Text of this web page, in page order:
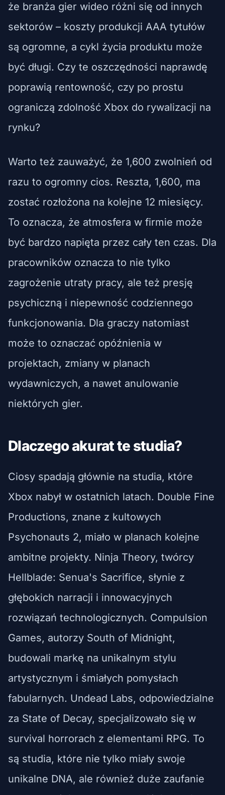
że branża gier wideo różni się od innych
sektorów – koszty produkcji AAA tytułów
są ogromne, a cykl życia produktu może
być długi. Czy te oszczędności naprawdę
poprawią rentowność, czy po prostu
ograniczą zdolność Xbox do rywalizacji na
rynku?
Warto też zauważyć, że 1,600 zwolnień od
razu to ogromny cios. Reszta, 1,600, ma
zostać rozłożona na kolejne 12 miesięcy.
To oznacza, że atmosfera w firmie może
być bardzo napięta przez cały ten czas. Dla
pracowników oznacza to nie tylko
zagrożenie utraty pracy, ale też presję
psychiczną i niepewność codziennego
funkcjonowania. Dla graczy natomiast
może to oznaczać opóźnienia w
projektach, zmiany w planach
wydawniczych, a nawet anulowanie
niektórych gier.
Dlaczego akurat te studia?
Ciosy spadają głównie na studia, które
Xbox nabył w ostatnich latach. Double Fine
Productions, znane z kultowych
Psychonauts 2, miało w planach kolejne
ambitne projekty. Ninja Theory, twórcy
Hellblade: Senua's Sacrifice, słynie z
głębokich narracji i innowacyjnych
rozwiązań technologicznych. Compulsion
Games, autorzy South of Midnight,
budowali markę na unikalnym stylu
artystycznym i śmiałych pomysłach
fabularnych. Undead Labs, odpowiedzialne
za State of Decay, specjalizowało się w
survival horrorach z elementami RPG. To
są studia, które nie tylko miały swoje
unikalne DNA, ale również duże zaufanie